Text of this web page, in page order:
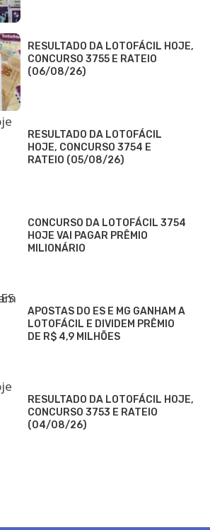
RESULTADO DA LOTOFÁCIL HOJE,
CONCURSO 3755 E RATEIO
(06/08/26)
RESULTADO DA LOTOFÁCIL
HOJE, CONCURSO 3754 E
RATEIO (05/08/26)
CONCURSO DA LOTOFÁCIL 3754
HOJE VAI PAGAR PRÊMIO
MILIONÁRIO
APOSTAS DO ES E MG GANHAM A
LOTOFÁCIL E DIVIDEM PRÊMIO
DE R$ 4,9 MILHÕES
RESULTADO DA LOTOFÁCIL HOJE,
CONCURSO 3753 E RATEIO
(04/08/26)